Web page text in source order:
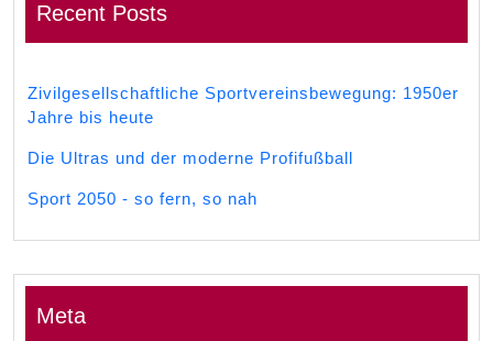
Recent Posts
Zivilgesellschaftliche Sportvereinsbewegung: 1950er
Jahre bis heute
Die Ultras und der moderne Profifußball
Sport 2050 - so fern, so nah
Meta